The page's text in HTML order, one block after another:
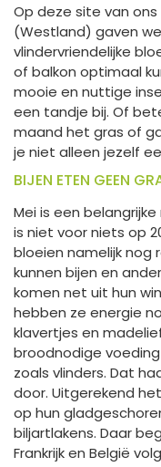
Op deze site van
(Westland) gaven
vlindervriendelijke
of balkon optimaal
mooie en nuttige
een tandje bij. Of
maand het gras of
je niet alleen jezelf
BIJEN ETEN GEEN
Mei is een
is niet voor niets op
bloeien namelijk nog
kunnen bijen en
komen net uit hun
hebben ze energie
klavertjes en
broodnodige
zoals vlinders. Dat
door. Uitgerekend
op hun
biljartlakens. Daar
Frankrijk en België